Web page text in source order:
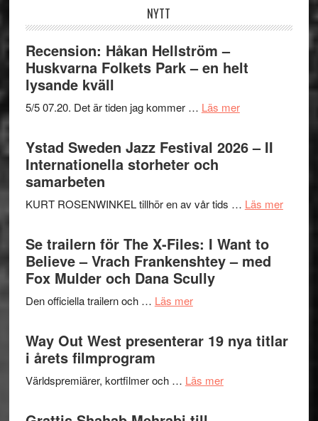
NYTT
Recension: Håkan Hellström –
Huskvarna Folkets Park – en helt
lysande kväll
5/5 07.20. Det är tiden jag kommer … Läs merom
Håkan
Hellström
Folkets
–
en
Ystad Sweden Jazz Festival 2026 – II
Internationella storheter och
samarbeten
KURT ROSENWINKEL tillhör en av vår tids … Läs merom
Se trailern för The X-Files: I Want to
Believe – Vrach Frankenshtey – med
Fox Mulder och Dana Scully
Den officiella trailern och … Läs merom
trailern
för
X-
Way Out West presenterar 19 nya titlar
i årets filmprogram
Världspremiärer, kortfilmer och … Läs merom